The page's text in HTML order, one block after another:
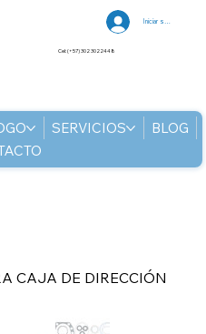
SERVICIOS
BLOG
Iniciar sesión
Cel: (+57) 302 3022448
CAJA DE DIRECCIÓN